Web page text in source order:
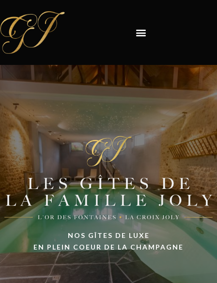
NOS GÎTES DE LUXE
EN PLEIN COEUR DE LA CHAMPAGNE